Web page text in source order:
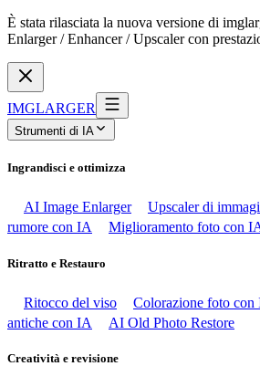
È stata rilasciata la nuova versione di
Enlarger / Enhancer / Upscaler con
IMGLARGER
Strumenti di IA
Ingrandisci e ottimizza
AI Image Enlarger Upscaler di
rumore con IA
Miglioramento foto con
Ritratto e Restauro
Ritocco del viso Colorazione foto con
antiche con IA
AI Old Photo Restore
Creatività e revisione